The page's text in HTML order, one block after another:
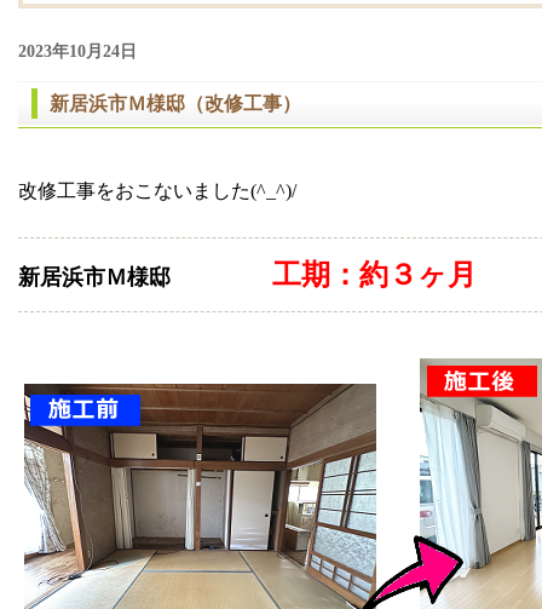
2023年10月24日
新居浜市Ｍ様邸（改修工事）
改修工事をおこないました(^_^)/
新居浜市Ｍ様邸 工期：約３ヶ月